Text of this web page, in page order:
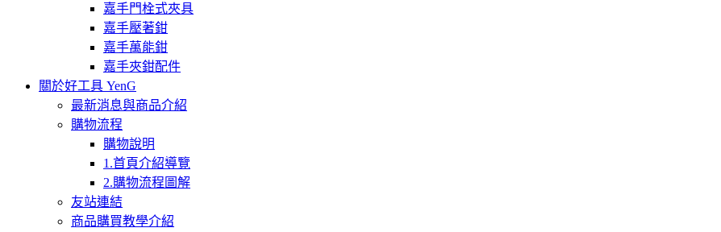
嘉手門栓式夾具
嘉手壓著鉗
嘉手萬能鉗
嘉手夾鉗配件
關於好工具 YenG
最新消息與商品介紹
購物流程
購物說明
1.首頁介紹導覽
2.購物流程圖解
友站連結
商品購買教學介紹